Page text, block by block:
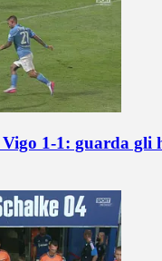
1-1: guarda gli